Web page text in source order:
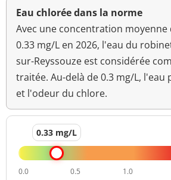
Eau chlorée dans la norme
Avec une concentration
0.33 mg/L en 2026, l'eau du
sur-Reyssouze est considérée
traitée. Au-delà de 0.3 mg/L, l'eau
et l'odeur du chlore.
0.33 mg/L
0.0 0.5 1.0